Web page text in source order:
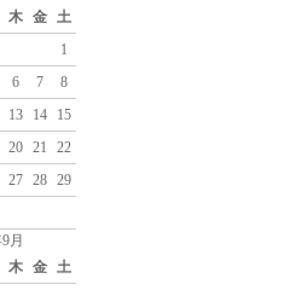
木 金 土
1
6 7
8
13 14
15
20 21
22
27 28 29
月
木 金 土